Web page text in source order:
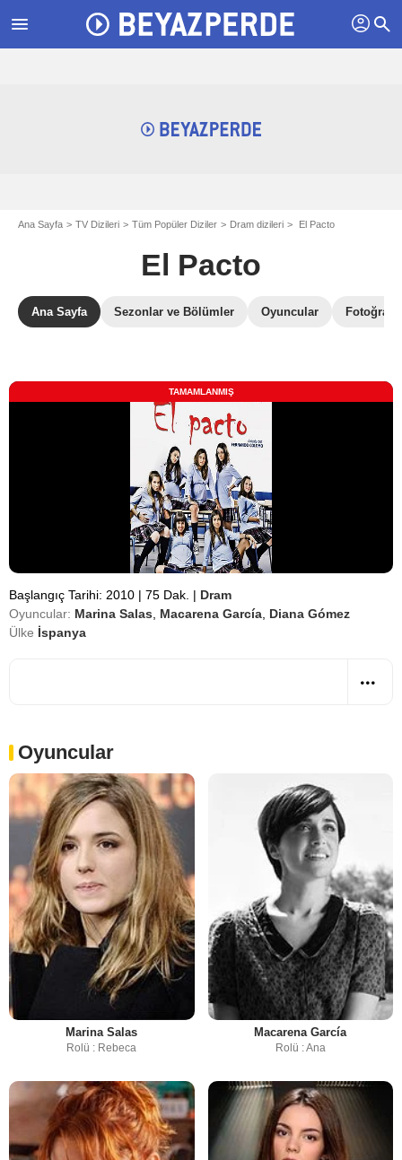
menu profil search
Ana Sayfa TV Dizileri Tüm Popüler Diziler Dram dizileri El Pacto
El Pacto
Ana Sayfa Sezonlar ve Bölümler Oyuncular
TAMAMLANMIŞ
Başlangıç Tarihi: 2010 | 75 Dak. | Dram
Oyuncular: Marina Salas Macarena García Diana Gómez
Ülke İspanya
Oyuncular
Marina Salas
Rolü : Rebeca
Macarena García
Rolü : Ana